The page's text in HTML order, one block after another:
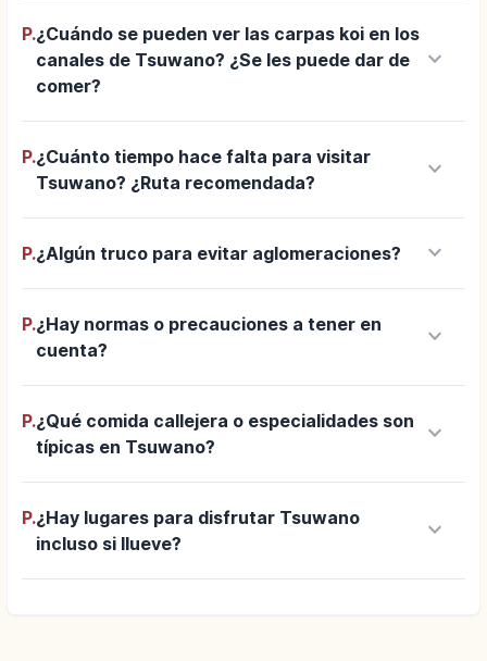
P.¿Cuándo se pueden ver las carpas koi en los
canales de Tsuwano? ¿Se les puede dar de
comer?
keyboard_arrow_down
P.¿Cuánto tiempo hace falta para visitar
Tsuwano? ¿Ruta recomendada?
keyboard_arrow_down
P.¿Algún truco para evitar aglomeraciones? keyboard_arrow_down
P.¿Hay normas o precauciones a tener en
cuenta?
keyboard_arrow_down
P.¿Qué comida callejera o especialidades son
típicas en Tsuwano?
keyboard_arrow_down
P.¿Hay lugares para disfrutar Tsuwano
incluso si llueve?
keyboard_arrow_down